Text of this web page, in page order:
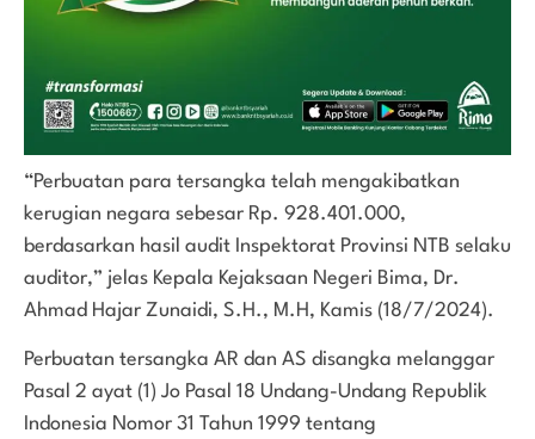
“Perbuatan para tersangka telah mengakibatkan
kerugian negara sebesar Rp. 928.401.000,
berdasarkan hasil audit Inspektorat Provinsi NTB selaku
auditor,” jelas Kepala Kejaksaan Negeri Bima, Dr.
Ahmad Hajar Zunaidi, S.H., M.H, Kamis (18/7/2024).
Perbuatan tersangka AR dan AS disangka melanggar
Pasal 2 ayat (1) Jo Pasal 18 Undang-Undang Republik
Indonesia Nomor 31 Tahun 1999 tentang